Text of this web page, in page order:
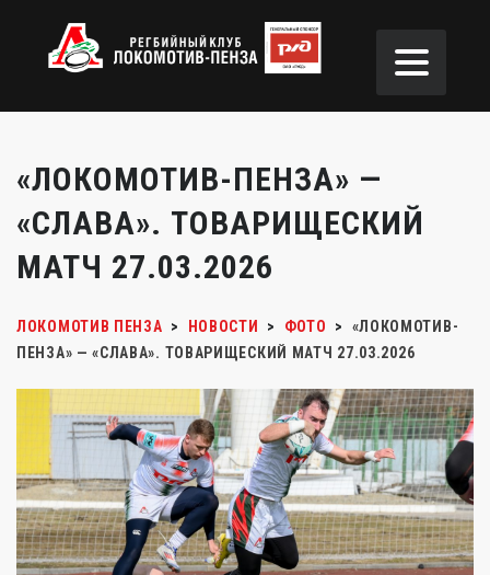
«ЛОКОМОТИВ-ПЕНЗА» —
«СЛАВА». ТОВАРИЩЕСКИЙ
МАТЧ 27.03.2026
ЛОКОМОТИВ ПЕНЗА > НОВОСТИ > ФОТО >
«ЛОКОМОТИВ-
ПЕНЗА» — «СЛАВА». ТОВАРИЩЕСКИЙ МАТЧ 27.03.2026